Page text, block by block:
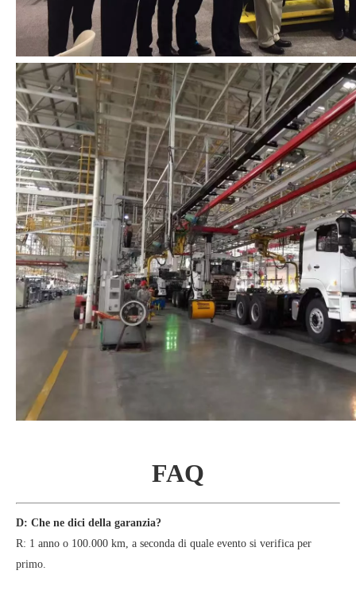
FAQ
D: Che ne dici della garanzia?
R: 1 anno o 100.000 km, a seconda di quale evento si verifica per
primo.